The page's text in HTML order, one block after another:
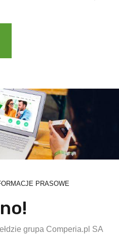
PRASOWE
grupa Comperia.pl SA